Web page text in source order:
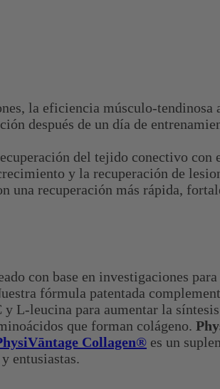
la eficiencia músculo-tendinosa
después de un día de
del tejido conectivo con
y la recuperación de
una recuperación más rápida,
con base en investigaciones para
fórmula patentada
L-leucina para aumentar la
que forman colágeno.
Collagen® es un
entusiastas.